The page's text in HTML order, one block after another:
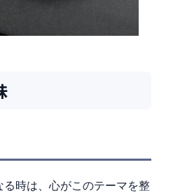
時は、心がこのテーマを整